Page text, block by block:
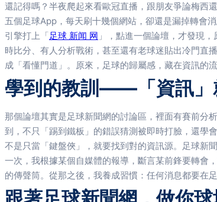
還記得嗎？半夜爬起來看歐冠直播，跟朋友爭論梅西
五個足球App，每天刷十幾個網站，卻還是漏掉轉
引擎打上「足球 新闻 网 」，點進一個論壇，才發現
時比分、有人分析戰術，甚至還有老球迷貼出冷門直
成「看懂門道」。原來，足球的歸屬感，藏在資訊的流
學到的教訓——「資訊」
那個論壇其實是足球新聞網的討論區，裡面有賽前分
到，不只「踢到鐵板」的錯誤猜測被即時打臉，還學
不是只當「鍵盤俠」，就要找到對的資訊源。足球新
一次，我根據某個自媒體的報導，斷言某前鋒要轉會
的傳聲筒。從那之後，我養成習慣：任何消息都要在